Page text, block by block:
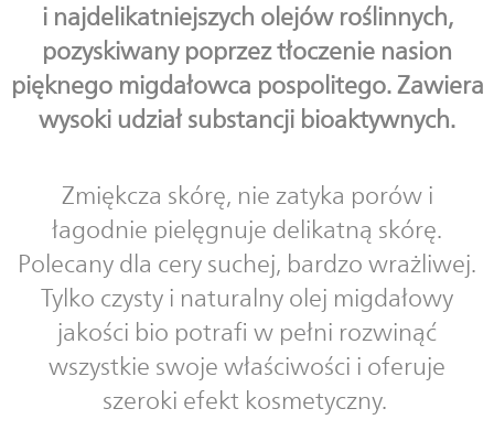
i najdelikatniejszych olejów roślinnych,
pozyskiwany poprzez tłoczenie nasion
pięknego migdałowca pospolitego. Zawiera
wysoki udział substancji bioaktywnych.
Zmiękcza skórę, nie zatyka porów i
łagodnie pielęgnuje delikatną skórę.
Polecany dla cery suchej, bardzo wrażliwej.
Tylko czysty i naturalny olej migdałowy
jakości bio potrafi w pełni rozwinąć
wszystkie swoje właściwości i oferuje
szeroki efekt kosmetyczny.